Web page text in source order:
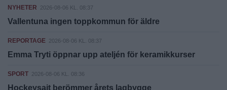
NYHETER 2026-08-06 KL. 08:37
Vallentuna ingen toppkommun för äldre
REPORTAGE 2026-08-06 KL. 08:37
Emma Tryti öppnar upp ateljén för keramikkurser
SPORT 2026-08-06 KL. 08:36
Hockeysajt berömmer årets lagbygge